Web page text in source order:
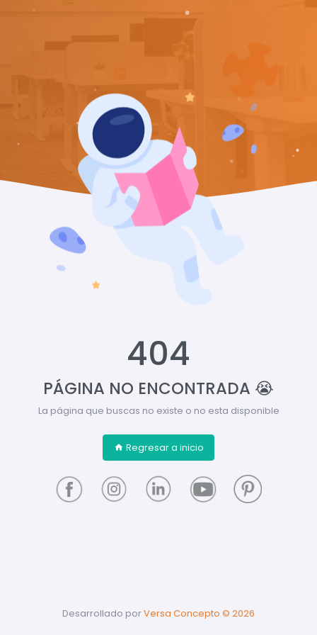
404
PÁGINA NO ENCONTRADA 😭
La página que buscas no existe o no esta disponible
Regresar a inicio
Desarrollado porVersa Concepto © 2026